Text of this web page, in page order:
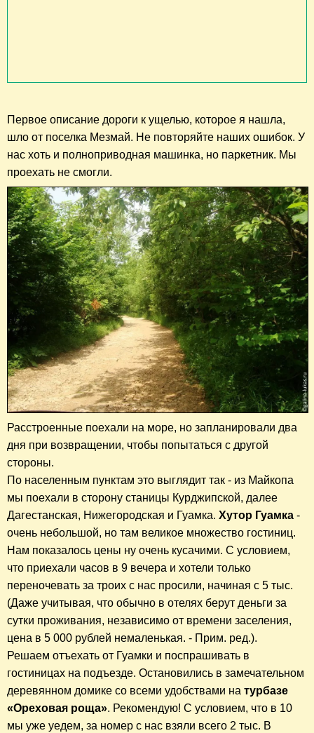
Первое описание дороги к ущелью, которое я нашла,
шло от поселка Мезмай. Не повторяйте наших ошибок. У
нас хоть и полноприводная машинка, но паркетник. Мы
проехать не смогли.
Расстроенные поехали на море, но запланировали два
дня при возвращении, чтобы попытаться с другой
стороны.
По населенным пунктам это выглядит так - из Майкопа
мы поехали в сторону станицы Курджипской, далее
Дагестанская, Нижегородская и Гуамка. Хутор Гуамка -
очень небольшой, но там великое множество гостиниц.
Нам показалось цены ну очень кусачими. С условием,
что приехали часов в 9 вечера и хотели только
переночевать за троих с нас просили, начиная с 5 тыс.
(Даже учитывая, что обычно в отелях берут деньги за
сутки проживания, независимо от времени заселения,
цена в 5 000 рублей немаленькая. - Прим. ред.).
Решаем отъехать от Гуамки и поспрашивать в
гостиницах на подъезде. Остановились в замечательном
деревянном домике со всеми удобствами на турбазе
«Ореховая роща». Рекомендую! С условием, что в 10
мы уже уедем, за номер с нас взяли всего 2 тыс. В